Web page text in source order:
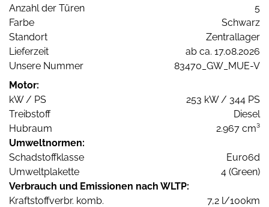
Anzahl der Türen
5
Farbe
Schwarz
Standort
Zentrallager
Lieferzeit
ab ca. 17.08.2026
Unsere Nummer
83470_GW_MUE-V
Motor:
kW / PS
253 kW / 344 PS
Treibstoff
Diesel
Hubraum
2.967 cm³
Umweltnormen:
Schadstoffklasse
Euro6d
Umweltplakette
4 (Green)
Verbrauch und Emissionen nach WLTP:
Kraftstoffverbr. komb.
7,2 l/100km